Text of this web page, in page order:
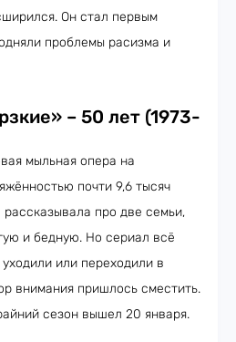
Он стал первым
проблемы расизма и
– 50 лет (1973-
мыльная опера на
почти 9,6 тысяч
про две семьи,
и бедную. Но сериал всё
или переходили в
внимания пришлось сместить.
сезон вышел 20 января.